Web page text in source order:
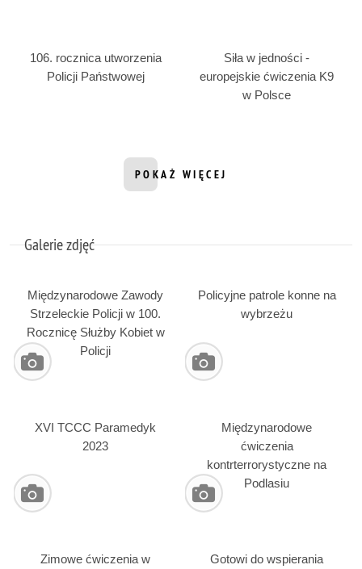
106. rocznica utworzenia
Policji Państwowej
Siła w jedności -
europejskie ćwiczenia K9
w Polsce
POKAŻ WIĘCEJ
INFORMACJI Z DZIAŁU FILMY
Galerie zdjęć
Międzynarodowe Zawody
Strzeleckie Policji w 100.
Rocznicę Służby Kobiet w
Policji
Policyjne patrole konne na
wybrzeżu
XVI TCCC Paramedyk
2023
Międzynarodowe
ćwiczenia
kontrterrorystyczne na
Podlasiu
Zimowe ćwiczenia w
Gotowi do wspierania